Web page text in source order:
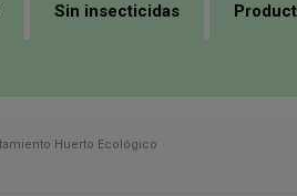
Sin insecticidas
Huerto Ecológico